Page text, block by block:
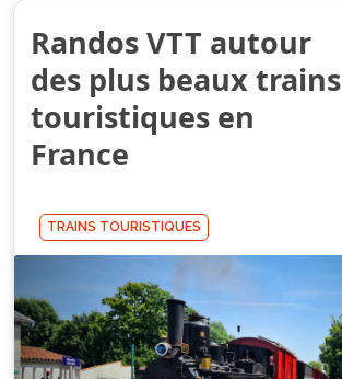
Randos VTT autour
des plus beaux trains
touristiques en
France
TRAINS TOURISTIQUES